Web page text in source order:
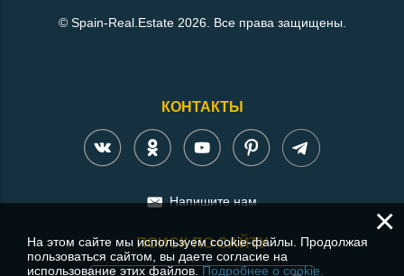
© Spain-Real.Estate 2026. Все права защищены.
КОНТАКТЫ
Напишите нам
ПОИСК ПО САЙТУ
×
На этом сайте мы используем cookie-файлы. Продолжая
пользоваться сайтом, вы даете согласие на
использование этих файлов.Подробнее о cookie.